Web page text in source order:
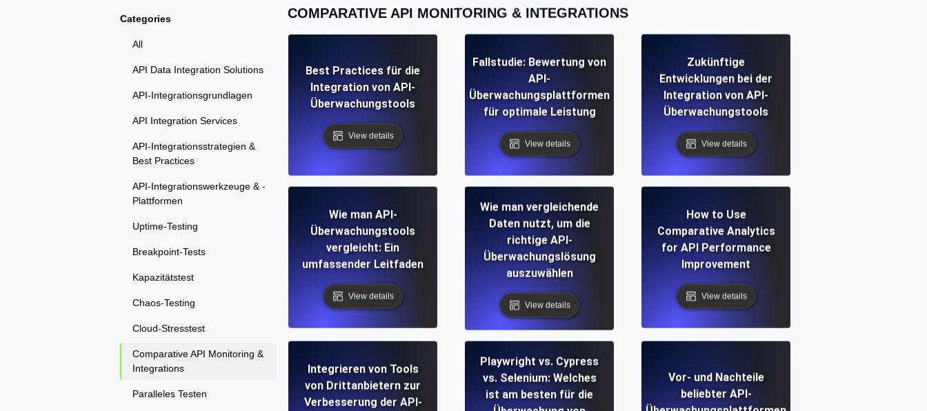
Categories
All
API Data Integration Solutions
API-Integrationsgrundlagen
API Integration Services
API-Integrationsstrategien &
Best Practices
API-Integrationswerkzeuge & -
Plattformen
Uptime-Testing
Breakpoint-Tests
Kapazitätstest
Chaos-Testing
Cloud-Stresstest
Comparative API Monitoring &
Integrations
Paralleles Testen
COMPARATIVE API MONITORING & INTEGRATIONS
Best Practices für die
Integration von API-
Überwachungstools
View details
Fallstudie: Bewertung von
API-
Überwachungsplattformen
für optimale Leistung
View details
Zukünftige
Entwicklungen bei der
Integration von API-
Überwachungstools
View details
Wie man API-
Überwachungstools
vergleicht: Ein
umfassender Leitfaden
View details
Wie man vergleichende
Daten nutzt, um die
richtige API-
Überwachungslösung
auszuwählen
View details
How to Use
Comparative Analytics
for API Performance
Improvement
View details
Integrieren von Tools
von Drittanbietern zur
Verbesserung der API-
Playwright vs. Cypress
vs. Selenium: Welches
ist am besten für die
Vor- und Nachteile
beliebter API-